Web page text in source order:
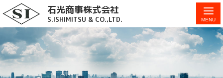
石光商事株式会社の「お知らせ」「トピック」「活動報告」を紹介
します。 - 2ページ目 (17ページ中)
石光商事株式会社
S.ISHIMITSU & CO.,LTD.